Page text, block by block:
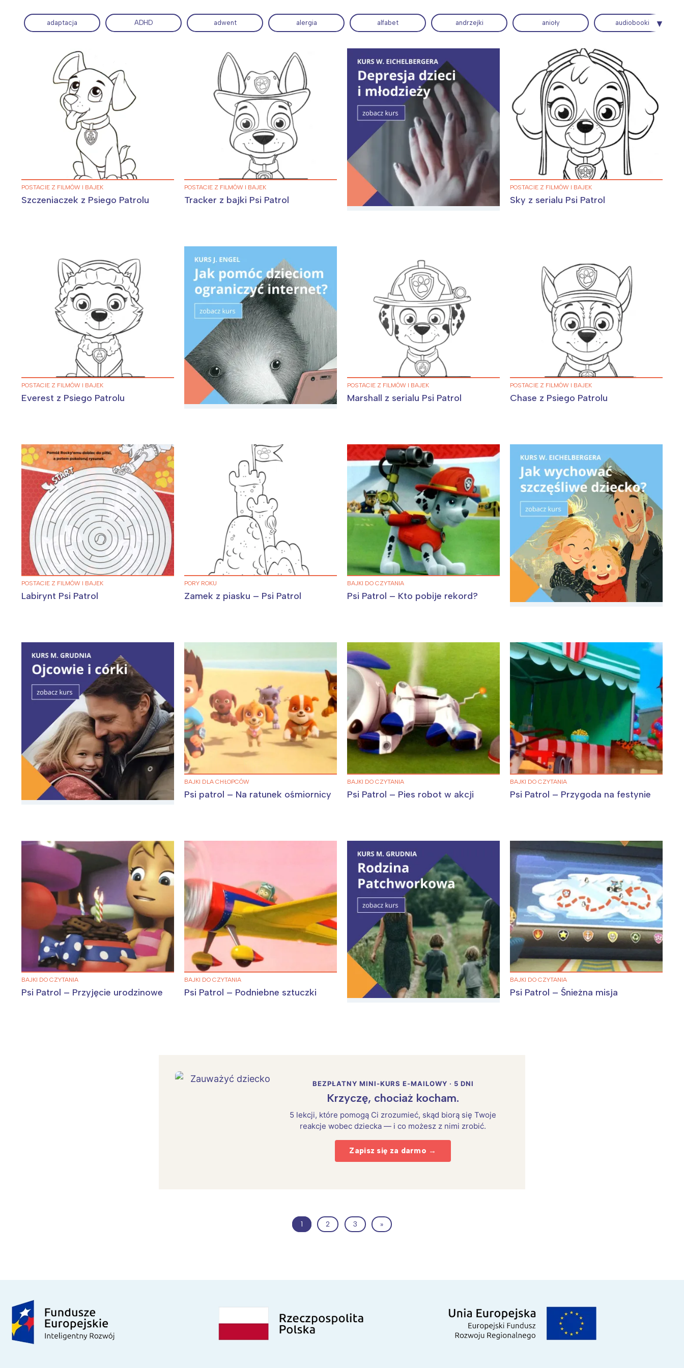
Wiosenny koncert ptaków na płocie Kwitnąca wiśnia i jej płatki Pszczoła i kwitnący ul Wiewiórka na kwitnącym polu
adaptacja ADHD adwent alergia alfabet andrzejki anioły audiobooki
POSTACIE Z FILMÓW I BAJEK
Szczeniaczek z Psiego Patrolu
POSTACIE Z FILMÓW I BAJEK
Tracker z bajki Psi Patrol
POSTACIE Z FILMÓW I BAJEK
Sky z serialu Psi Patrol
POSTACIE Z FILMÓW I BAJEK
Everest z Psiego Patrolu
POSTACIE Z FILMÓW I BAJEK
Marshall z serialu Psi Patrol
POSTACIE Z FILMÓW I BAJEK
Chase z Psiego Patrolu
POSTACIE Z FILMÓW I BAJEK
Labirynt Psi Patrol
PORY ROKU
Zamek z piasku – Psi Patrol
BAJKI DO CZYTANIA
Psi Patrol – Kto pobije rekord?
BAJKI DLA CHŁOPCÓW
Psi patrol – Na ratunek ośmiornicy
BAJKI DO CZYTANIA
Psi Patrol – Pies robot w akcji
BAJKI DO CZYTANIA
Psi Patrol – Przygoda na festynie
BAJKI DO CZYTANIA
Psi Patrol – Przyjęcie urodzinowe
BAJKI DO CZYTANIA
Psi Patrol – Podniebne sztuczki
BAJKI DO CZYTANIA
Psi Patrol – Śnieżna misja
BEZPŁATNY MINI-KURS E-MAILOWY · 5 DNI
Krzyczę, chociaż kocham.
5 lekcji, które pomogą Ci zrozumieć, skąd biorą się Twoje
reakcje wobec dziecka — i co możesz z nimi zrobić.
Zapisz się za darmo →
1 2 3 »
Interesują mnie wydarzenia z tego regionu:
Warszawa
Łódź
Śląsk
Kraków
Wybieram